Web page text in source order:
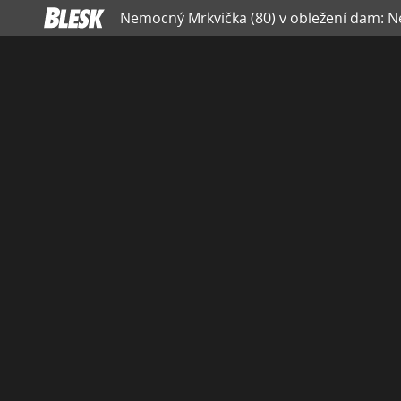
Nemocný Mrkvička (80) v obležení dam: